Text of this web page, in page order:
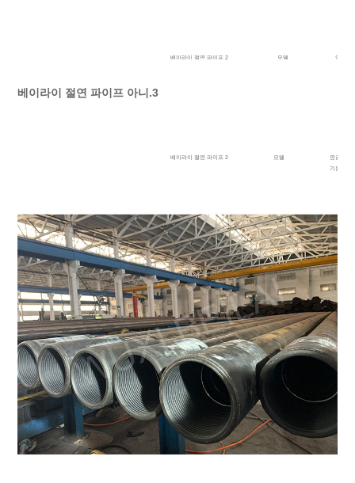
베이라이 절연 파이프 2 모델 연결 크
BL073045D2 73*45 2 7/8"
2 3/8"
베이라이 절연 파이프 아니.3
베이라이 절연 파이프 2 모델
연결 크기
기원전,
BL127100D3 127/100 3 1/2"
BL114090D3 114*90 4 1/2"